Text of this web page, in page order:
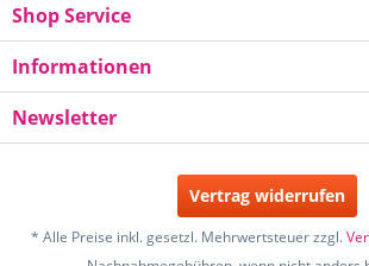
Shop Service
Informationen
Newsletter
Vertrag widerrufen
* Alle Preise inkl. gesetzl. Mehrwertsteuer zzgl.